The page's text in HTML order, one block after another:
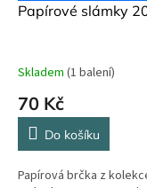
Papírové slámky
Skladem (1 balení)
70 Kč
Do košíku
Papírová brčka z